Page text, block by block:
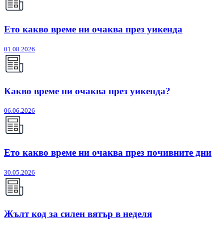
Ето какво време ни очаква през уикенда
01.08.2026
Какво време ни очаква през уикенда?
06.06.2026
Ето какво време ни очаква през почивните дни
30.05.2026
Жълт код за силен вятър в неделя